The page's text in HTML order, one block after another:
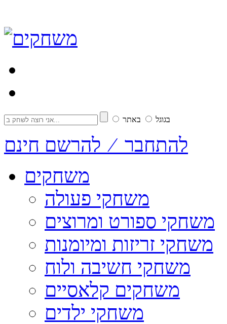
בגוגל באתר
להתחבר ⁄ להרשם חינם
משחקים
משחקי פעולה
משחקי ספורט ומרוצים
משחקי זריזות ומיומנות
משחקי חשיבה ולוח
משחקים קלאסיים
משחקי ילדים